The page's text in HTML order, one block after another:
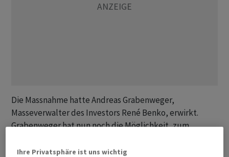
Die Massnahme hatte Andreas Grabenweger,
Masseverwalter des Investors René Benko, erwirkt.
Grabenweger hat nun noch die Möglichkeit, zum
Ihre Privatsphäre ist uns wichtig